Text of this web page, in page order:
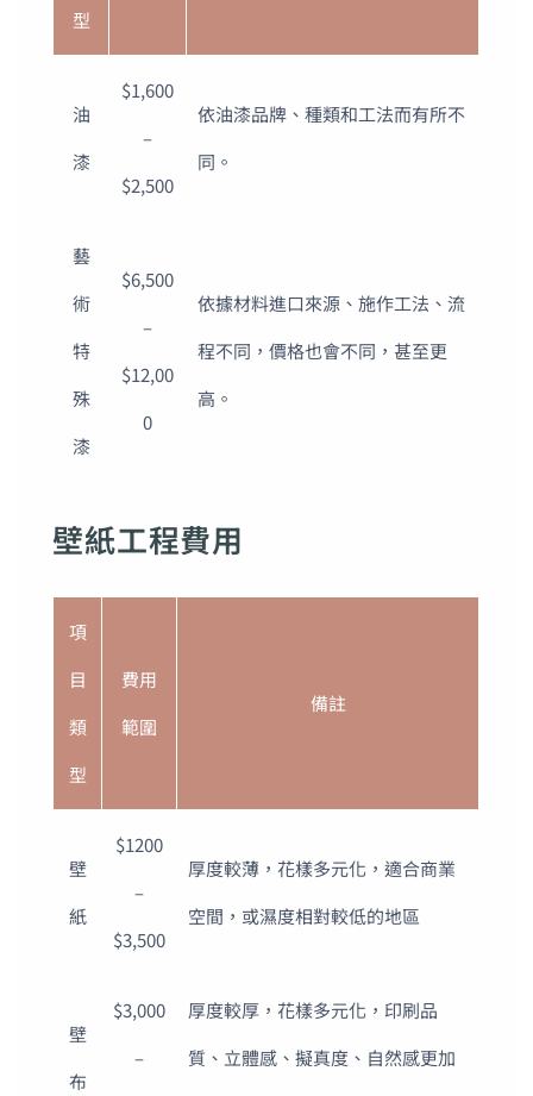
型
油
漆
$1,600
–
$2,500
依油漆品牌、種類和工法而有所不
同。
藝
術
特
殊
漆
$6,500
–
$12,00
0
依據材料進口來源、施作工法、流
程不同，價格也會不同，甚至更
高。
壁紙工程費用
項
目
類
型
費用
範圍
備註
壁
紙
$1200
–
$3,500
厚度較薄，花樣多元化，適合商業
空間，或濕度相對較低的地區
壁
布
$3,000
–
厚度較厚，花樣多元化，印刷品
質、立體感、擬真度、自然感更加